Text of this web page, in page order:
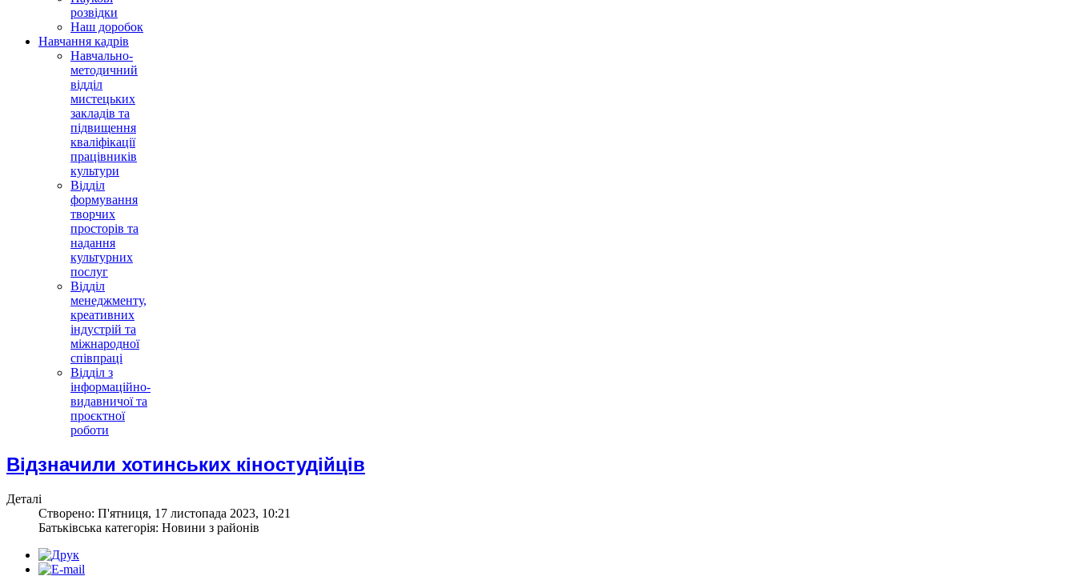
розвідки
Наш доробок
Навчання кадрів
Навчально-
методичний
відділ
мистецьких
закладів та
підвищення
кваліфікації
працівників
культури
Відділ
формування
творчих
просторів та
надання
культурних
послуг
Відділ
менеджменту,
креативних
індустрій та
міжнародної
співпраці
Відділ з
інформаційно-
видавничої та
проєктної
роботи
Відзначили хотинських кіностудійців
Деталі
Створено: П'ятниця, 17 листопада 2023, 10:21
Батьківська категорія: Новини з районів